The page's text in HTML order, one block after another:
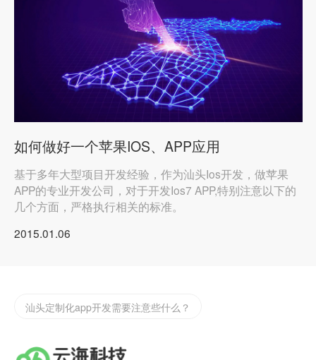
如何做好一个苹果IOS、APP应用
基于多年大型项目开发经验，作为汕头Ios开发，做苹果
APP的专业开发公司，对于开发Ios7 APP,特别注意以下的
几个方面，严格执行相关的标准。
2015.01.06
实体店如何渡过2022年难过，开发app/小程序的好处
汕头网站app开发
企业微信二次开发请找云海网络科技微信定制开发
为什么要做小程序？汕头小程序开发哪家公司好
汕头小程序开发告诉你怎么找到抖音小程序